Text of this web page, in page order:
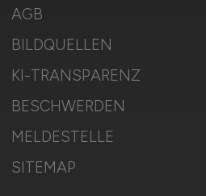
AGB
BILDQUELLEN
KI-TRANSPARENZ
BESCHWERDEN
MELDESTELLE
SITEMAP